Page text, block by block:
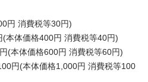
円 消費税等30円)
本体価格400円 消費税等40円)
(本体価格600円 消費税等60円)
円(本体価格1,000円 消費税等100